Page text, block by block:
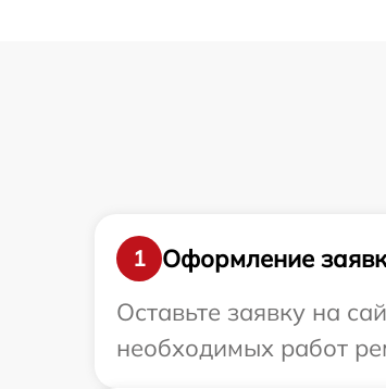
1
Оформление
Оставьте заявку на
необходимых работ